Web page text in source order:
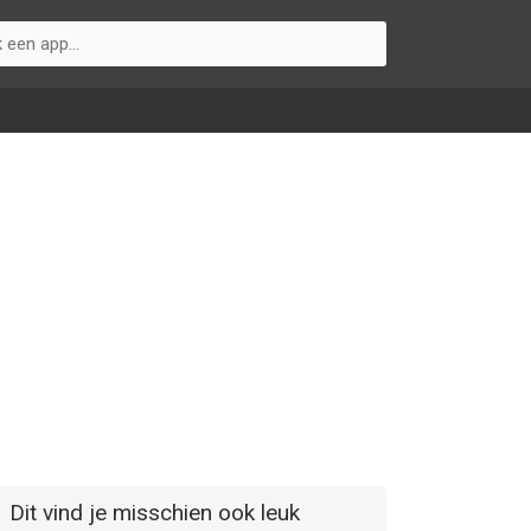
Dit vind je misschien ook leuk